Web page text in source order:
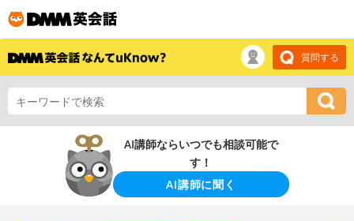
質問する
AI講師ならいつでも相談可能で
す！
AI講師に聞く